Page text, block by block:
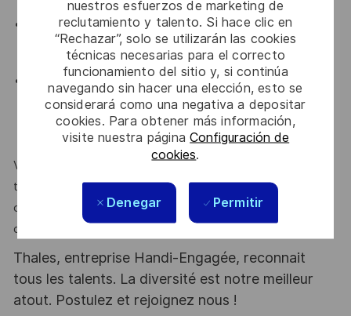
nuestros esfuerzos de marketing de
reclutamiento y talento. Si hace clic en
“Rechazar”, solo se utilizarán las cookies
técnicas necesarias para el correcto
funcionamiento del sitio y, si continúa
navegando sin hacer una elección, esto se
considerará como una negativa a depositar
cookies. Para obtener más información,
visite nuestra páginaConfiguración de
cookies.
Denegar Permitir
en phase NPI, en phase série
Maîtrise des concepts de capabilité et Répétabilité,
résolution de problème (8D, Ishikawa…) et
d’amélioration continue (SPC, MSA, DOE…), PFMEA
Maitrise des méthodes d’inspection et d’analyse
telles que le SEM (microscopie électronique à
balayage), les rayons X, la microsection et les tests
destructifs
Vous êtes capable d’échanger en anglais sur des sujets
techniques et opérationnels. On vous reconnaît une forte
capacité de synthèse, et une aptitude à vous adapter à
d’autres cultures.
Thales, entreprise Handi-Engagée, reconnait
tous les talents. La diversité est notre meilleur
atout. Postulez et rejoignez nous !